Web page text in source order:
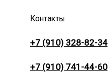
Контакты:
+7 (910) 328-82-34
+7 (910) 741-44-60